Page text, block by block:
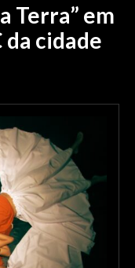
Terra” em
da cidade